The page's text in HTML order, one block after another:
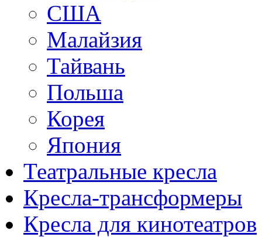
США
Малайзия
Тайвань
Польша
Корея
Япония
Театральные кресла
Кресла-трансформеры
Кресла для кинотеатров